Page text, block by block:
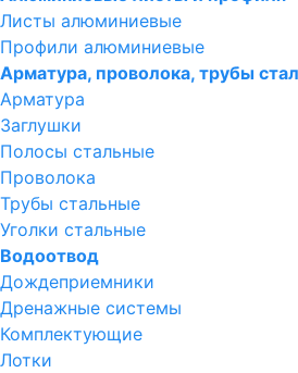
Листы алюминиевые
Профили алюминиевые
Арматура, проволока, трубы
Арматура
Заглушки
Полосы стальные
Проволока
Трубы стальные
Уголки стальные
Водоотвод
Дождеприемники
Дренажные системы
Комплектующие
Лотки